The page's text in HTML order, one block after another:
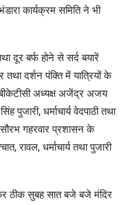
कार्यक्रम समिति ने भी
दूर बर्फ होने से सर्द बयारें
दर्शन पंक्ति में यात्रियों के
अध्यक्ष अजेंद्र अजय
पुजारी, धर्माचार्य वेदपाठी तथा
सौरभ गहरवार प्रशासन के
रावल, धर्माचार्य तथा पुजारी
ठीक सुबह सात बजे बजे मंदिर